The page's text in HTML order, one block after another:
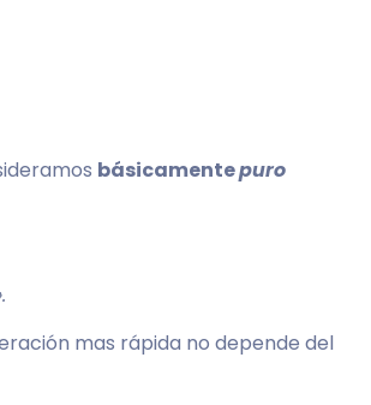
básicamentepuro
mas rápida no depende del